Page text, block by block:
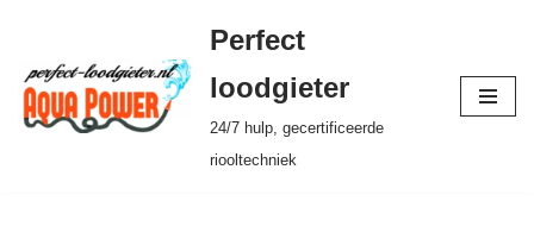
Ga
naar
de
Perfect
loodgieter
24/7 hulp, gecertificeerde
riooltechniek